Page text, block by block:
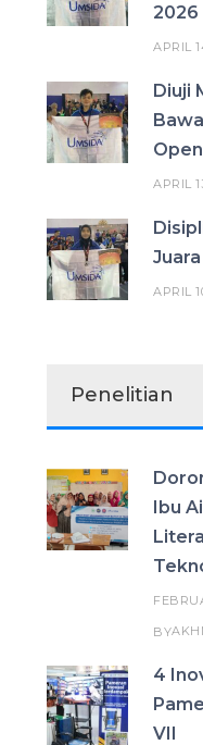
2026
APRIL
Diuji
APRIL
APRIL
Penelitian
Ibu
BY
4
VII